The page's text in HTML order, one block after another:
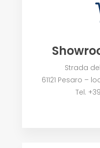
Strada
61121 Pesaro –
Tel.